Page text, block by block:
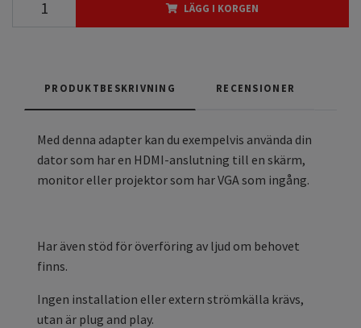
LÄGG I KORGEN
PRODUKTBESKRIVNING RECENSIONER
Med denna adapter kan du exempelvis använda din
dator som har en HDMI-anslutning till en skärm,
monitor eller projektor som har VGA som ingång.
Har även stöd för överföring av ljud om behovet
finns.
Ingen installation eller extern strömkälla krävs,
utan är plug and play.